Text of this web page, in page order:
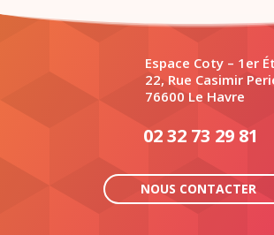
Espace Coty – 1er
22, Rue Casimir
76600 Le Havre
02 32 73 29 81
NOUS CONTACTER